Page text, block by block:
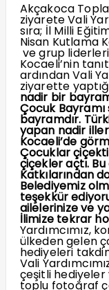
Akçakoca
ziyarete Vali
sıra; İl Milli
Nisan Kutlama
ve grup liderleri
Kocaeli’nin
ardından Vali
ziyarette
nadir bir
Çocuk
bayramdır.
yapan nadir
Kocaeli’de
Çocuklar
çiçekler açtı.
Katkılarından
Belediyemiz
teşekkür
ailelerinize ve
İlimize tekrar
Yardımcımız,
ülkeden gelen
hediyeleri
Vali
çeşitli hediyeler
toplu fotoğraf